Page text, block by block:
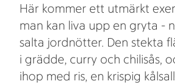
Här kommer ett utmärkt
man kan liva upp en gryta -
salta jordnötter. Den stekta
i grädde, curry och chilisås,
ihop med ris, en krispig